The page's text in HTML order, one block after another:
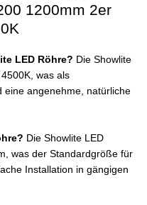
1200mm 2er
LED Röhre? Die Showlite
was als
eine angenehme, natürliche
Die Showlite LED
was der Standardgröße für
Installation in gängigen